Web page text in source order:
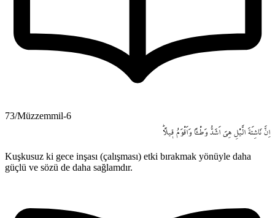
73/Müzzemmil-6
اِنَّ نَاشِئَةَ الَّيْلِ هِيَ اَشَدُّ وَطْـٔاً وَاَقْوَمُ ق۪يلاًۜ
Kuşkusuz ki gece inşası (çalışması) etki bırakmak yönüyle daha
güçlü ve sözü de daha sağlamdır.